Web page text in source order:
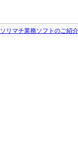
ソリマチ業務ソフトのご紹介